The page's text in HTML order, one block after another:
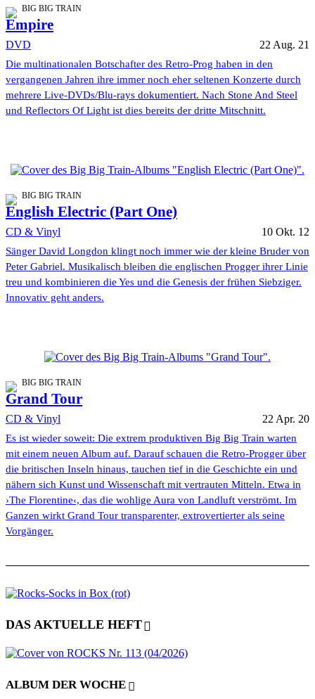
BIG BIG TRAIN
Empire
DVD 22 Aug. 21
Die multinationalen Botschafter des Retro-Prog haben in den
vergangenen Jahren ihre immer noch eher seltenen Konzerte durch
mehrere Live-DVDs/Blu-rays dokumentiert. Nach Stone And Steel
und Reflectors Of Light ist dies bereits der dritte Mitschnitt.
BIG BIG TRAIN
English Electric (Part One)
CD & Vinyl 10 Okt. 12
Sänger David Longdon klingt noch immer wie der kleine Bruder von
Peter Gabriel. Musikalisch bleiben die englischen Progger ihrer Linie
treu und kombinieren die Yes und die Genesis der frühen Siebziger.
Innovativ geht anders.
BIG BIG TRAIN
Grand Tour
CD & Vinyl 22 Apr. 20
Es ist wieder soweit: Die extrem produktiven Big Big Train warten
mit einem neuen Album auf. Darauf schauen die Retro-Progger über
die britischen Inseln hinaus, tauchen tief in die Geschichte ein und
nähern sich Kunst und Wissenschaft mit vertrauten Mitteln. Etwa in
›The Florentine‹, das die wohlige Aura von Landluft verströmt. Im
Ganzen wirkt Grand Tour transparenter, extrovertierter als seine
Vorgänger.
DAS AKTUELLE HEFT
ALBUM DER WOCHE